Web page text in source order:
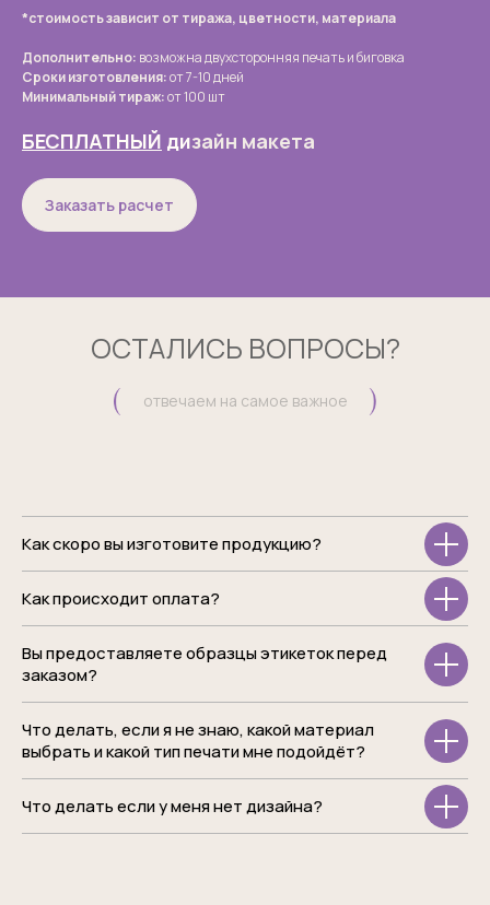
*стоимость зависит от тиража, цветности, материала
Дополнительно: возможна двухсторонняя печать и биговка
Сроки изготовления:от 7-10 дней
Минимальный тираж:от 100 шт
БЕСПЛАТНЫЙ дизайн макета
Заказать расчет
ОСТАЛИСЬ ВОПРОСЫ?
отвечаем на самое важное
Как скоро вы изготовите продукцию?
Как происходит оплата?
Вы предоставляете образцы этикеток перед
заказом?
Что делать, если я не знаю, какой материал
выбрать и какой тип печати мне подойдёт?
Что делать если у меня нет дизайна?